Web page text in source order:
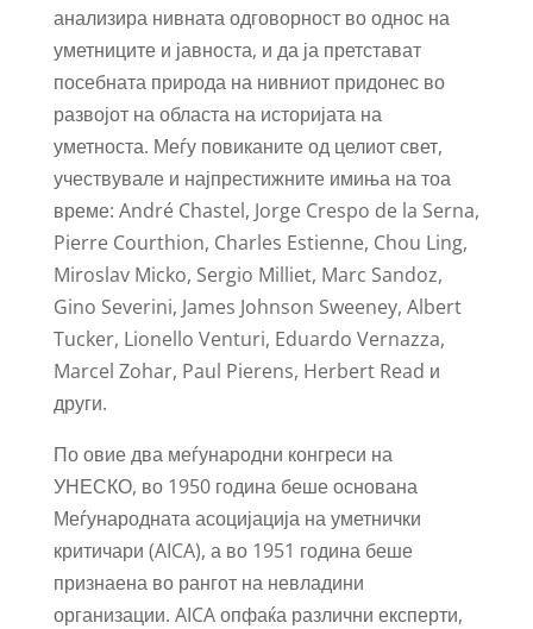
анализира нивната одговорност во однос на
уметниците и јавноста, и да ја претстават
посебната природа на нивниот придонес во
развојот на областа на историјата на
уметноста. Меѓу повиканите од целиот свет,
учествувале и најпрестижните имиња на тоа
време: André Chastel, Jorge Crespo de la Serna,
Pierre Courthion, Charles Estienne, Chou Ling,
Miroslav Micko, Sergio Milliet, Marc Sandoz,
Gino Severini, James Johnson Sweeney, Albert
Tucker, Lionello Venturi, Eduardo Vernazza,
Marcel Zohar, Paul Pierens, Herbert Read и
други.
По овие два меѓународни конгреси на
УНЕСКО, во 1950 година беше основана
Меѓународната асоцијација на уметнички
критичари (AICA), а во 1951 година беше
признаена во рангот на невладини
организации. AICA опфаќа различни експерти,